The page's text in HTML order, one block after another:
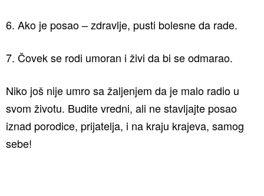
6. Ako je posao – zdravlje, pusti bolesne da rade.
7. Čovek se rodi umoran i živi da bi se odmarao.
Niko još nije umro sa žaljenjem da je malo radio u
svom životu. Budite vredni, ali ne stavljajte posao
iznad porodice, prijatelja, i na kraju krajeva, samog
sebe!